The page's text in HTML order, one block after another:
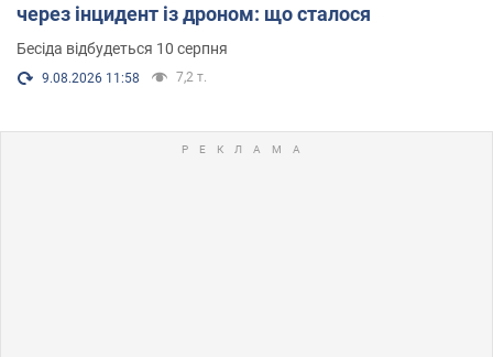
через інцидент із дроном: що сталося
Бесіда відбудеться 10 серпня
9.08.2026 11:58 7,2 т.